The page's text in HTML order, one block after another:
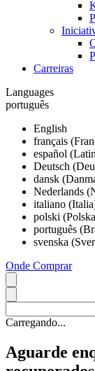
Carreiras
Languages
português
English
français
español
Deutsch
dansk
Nederlands
italiano
polski
português
svenska
Onde Comprar
Carregando...
Aguarde